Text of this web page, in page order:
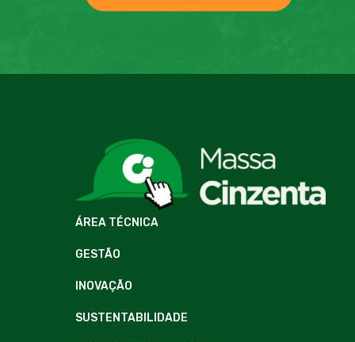
ÁREA TÉCNICA
GESTÃO
INOVAÇÃO
SUSTENTABILIDADE